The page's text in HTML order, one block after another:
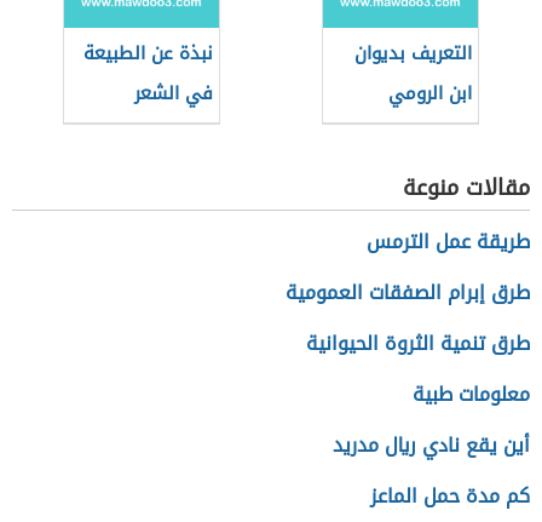
التعريف بديوان
ابن الرومي
نبذة عن الطبيعة
في الشعر
الأندلسي
مقالات منوعة
طريقة عمل الترمس
طرق إبرام الصفقات العمومية
طرق تنمية الثروة الحيوانية
معلومات طبية
أين يقع نادي ريال مدريد
كم مدة حمل الماعز